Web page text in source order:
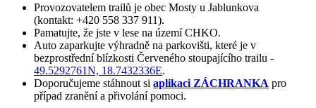
Provozovatelem trailů je obec Mosty u Jablunkova
(kontakt: +420 558 337 911).
Pamatujte, že jste v lese na území CHKO.
Auto zaparkujte výhradně na parkovišti, které je v
bezprostřední blízkosti Červeného stoupajícího trailu -
49.5292761N, 18.7432336E.
Doporučujeme stáhnout si aplikaci ZÁCHRANKA pro
případ zranění a přivolání pomoci.